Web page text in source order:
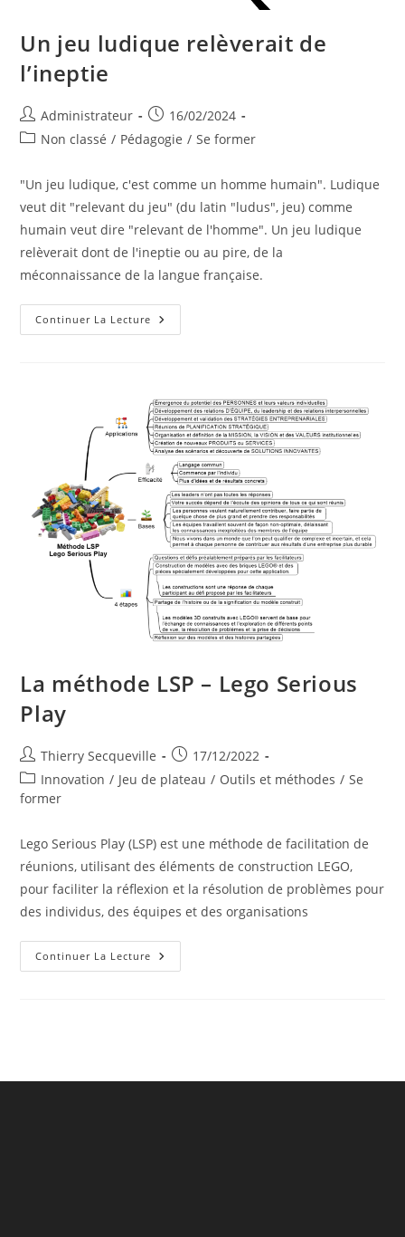
Un jeu ludique relèverait de
l’ineptie
Auteur/autrice
de
Administrateur
Publication
publiée :
16/02/2024
PostNon classé / Pédagogie / Se former
"Un jeu ludique, c'est comme un homme humain". Ludique
veut dit "relevant du jeu" (du latin "ludus", jeu) comme
humain veut dire "relevant de l'homme". Un jeu ludique
relèverait dont de l'ineptie ou au pire, de la
méconnaissance de la langue française.
Continuer La Lecture Un
Jeu
La méthode LSP – Lego Serious
Play
Auteur/autrice
de
la
Thierry Secqueville
Publication
publiée :
17/12/2022
Post
category:
Innovation / Jeu de plateau / Outils et méthodes / Se
former
Lego Serious Play (LSP) est une méthode de facilitation de
réunions, utilisant des éléments de construction LEGO,
pour faciliter la réflexion et la résolution de problèmes pour
des individus, des équipes et des organisations
Continuer La Lecture La
Méthode